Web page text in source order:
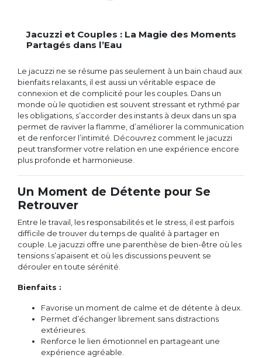
Jacuzzi et Couples : La Magie des Moments
Partagés dans l’Eau
Le jacuzzi ne se résume pas seulement à un bain chaud aux
bienfaits relaxants, il est aussi un véritable espace de
connexion et de complicité pour les couples. Dans un
monde où le quotidien est souvent stressant et rythmé par
les obligations, s’accorder des instants à deux dans un spa
permet de raviver la flamme, d’améliorer la communication
et de renforcer l’intimité. Découvrez comment le jacuzzi
peut transformer votre relation en une expérience encore
plus profonde et harmonieuse.
Un Moment de Détente pour Se
Retrouver
Entre le travail, les responsabilités et le stress, il est parfois
difficile de trouver du temps de qualité à partager en
couple. Le jacuzzi offre une parenthèse de bien-être où les
tensions s’apaisent et où les discussions peuvent se
dérouler en toute sérénité.
Bienfaits :
Favorise un moment de calme et de détente à deux.
Permet d’échanger librement sans distractions
extérieures.
Renforce le lien émotionnel en partageant une
expérience agréable.